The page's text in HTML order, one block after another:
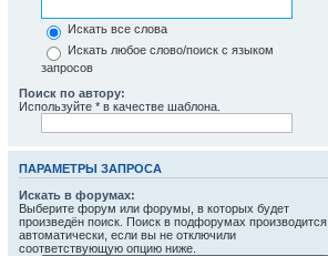
Искать все слова
Искать любое слово/поиск с языком
запросов
Поиск по автору:
Используйте * в качестве шаблона.
ПАРАМЕТРЫ ЗАПРОСА
Искать в форумах:
Выберите форум или форумы, в которых будет
произведён поиск. Поиск в подфорумах производится
автоматически, если вы не отключили
соответствующую опцию ниже.